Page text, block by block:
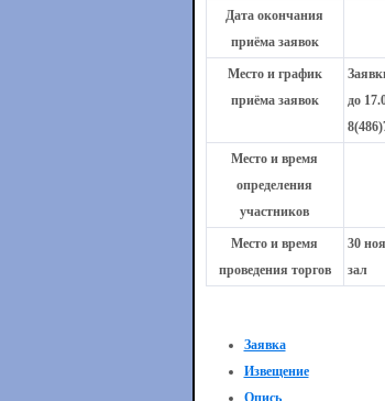
Дата окончания
приёма заявок
Место и график
приёма заявок
до
Место и время
определения
участников
Место и время
проведения торгов
30
зал
Заявка
Извещение
Опись